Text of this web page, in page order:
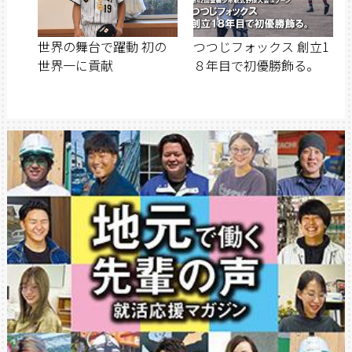
世界の舞台で躍動 初の
世界一に貢献
つつじフォックス 創立1
８年目で初優勝飾る。